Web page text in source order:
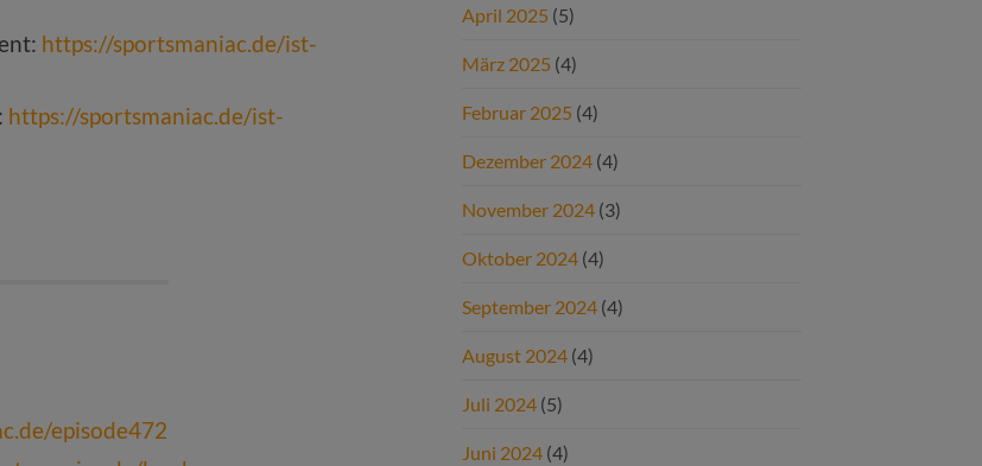
https://sportsmaniac.de/ist-
https://sportsmaniac.de/ist-
episode472
April 2025 (5)
März 2025 (4)
Februar 2025 (4)
Dezember 2024 (4)
November 2024 (3)
Oktober 2024 (4)
September 2024 (4)
August 2024 (4)
Juli 2024 (5)
Juni 2024 (4)